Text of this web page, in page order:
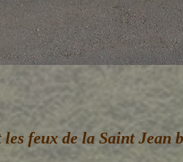
feux de la Saint Jean